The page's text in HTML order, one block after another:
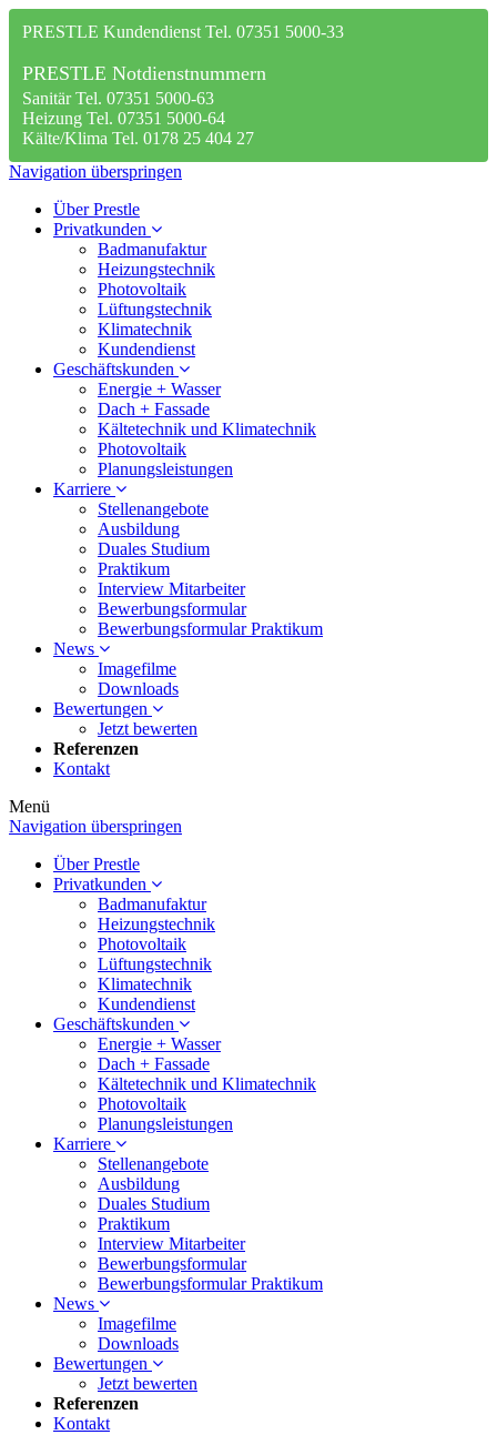
PRESTLE Kundendienst Tel. 07351 5000-33
PRESTLE Notdienstnummern
Sanitär Tel. 07351 5000-63
Heizung Tel. 07351 5000-64
Kälte/Klima Tel. 0178 25 404 27
Navigation überspringen
Über Prestle
Privatkunden
Badmanufaktur
Heizungstechnik
Photovoltaik
Lüftungstechnik
Klimatechnik
Kundendienst
Geschäftskunden
Energie + Wasser
Dach + Fassade
Kältetechnik und Klimatechnik
Photovoltaik
Planungsleistungen
Karriere
Stellenangebote
Ausbildung
Duales Studium
Praktikum
Interview Mitarbeiter
Bewerbungsformular
Bewerbungsformular Praktikum
News
Imagefilme
Downloads
Bewertungen
Jetzt bewerten
Referenzen
Kontakt
Menü
Navigation überspringen
Über Prestle
Privatkunden
Badmanufaktur
Heizungstechnik
Photovoltaik
Lüftungstechnik
Klimatechnik
Kundendienst
Geschäftskunden
Energie + Wasser
Dach + Fassade
Kältetechnik und Klimatechnik
Photovoltaik
Planungsleistungen
Karriere
Stellenangebote
Ausbildung
Duales Studium
Praktikum
Interview Mitarbeiter
Bewerbungsformular
Bewerbungsformular Praktikum
News
Imagefilme
Downloads
Bewertungen
Jetzt bewerten
Referenzen
Kontakt